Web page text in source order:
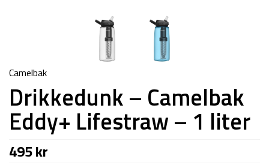
Camelbak
Drikkedunk – Camelbak
Eddy+ Lifestraw – 1 liter
495kr